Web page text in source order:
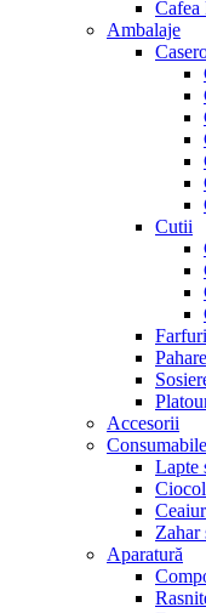
Cafea
Ambalaje
Cutii
Pahare
Accesorii
Consumabile
Lapte
Zahar
Aparatură